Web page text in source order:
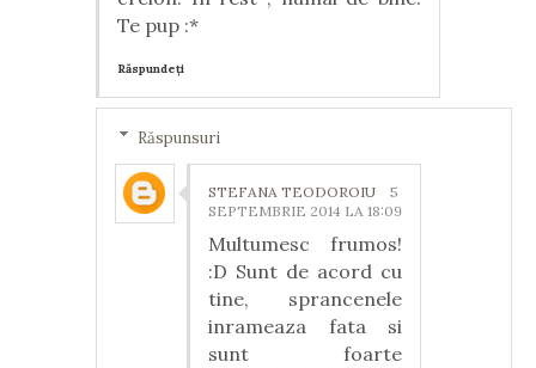
Te pup :*
Răspundeți
Răspunsuri
STEFANA TEODOROIU
5
SEPTEMBRIE 2014 LA 18:09
Multumesc frumos!
:D Sunt de acord cu
tine, sprancenele
inrameaza fata si
sunt foarte